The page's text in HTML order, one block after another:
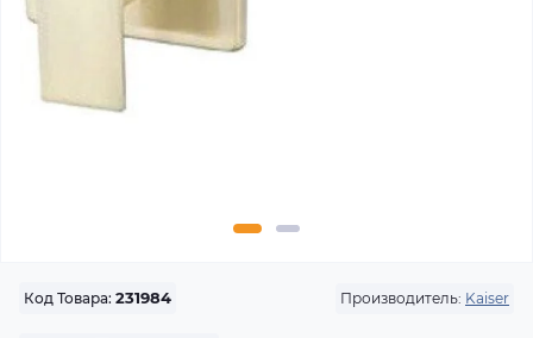
Код Товара: 231984 Производитель: Kaiser